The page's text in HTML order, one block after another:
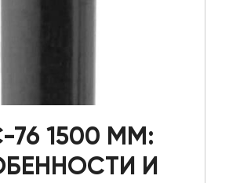
76 1500 ММ:
И